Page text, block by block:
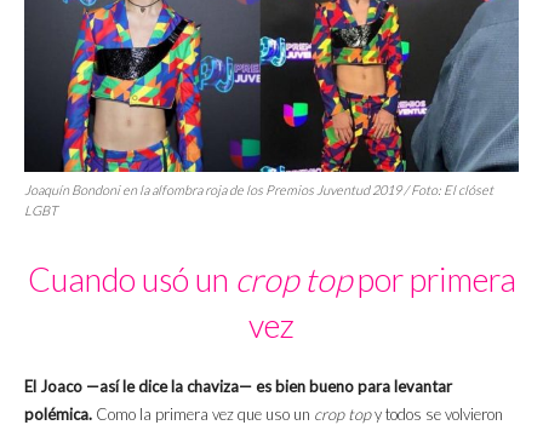
Joaquín Bondoni en la alfombra roja de los Premios Juventud 2019 / Foto: El clóset
LGBT
Cuando usó un crop toppor primera
vez
El Joaco —así le dice la chaviza— es bien bueno para levantar
polémica. Como la primera vez que uso un crop topy todos se volvieron